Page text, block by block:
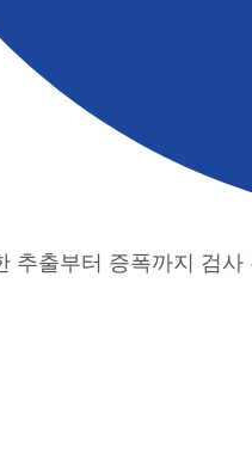
추출부터 증폭까지 검사